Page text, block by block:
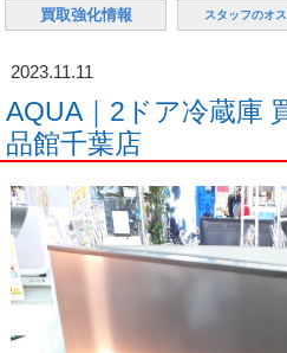
買取強化情報 スタッフのオ
2023.11.11
AQUA｜2ドア冷蔵庫
品館千葉店